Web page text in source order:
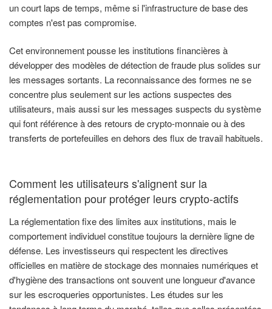
un court laps de temps, même si l'infrastructure de base des
comptes n'est pas compromise.
Cet environnement pousse les institutions financières à
développer des modèles de détection de fraude plus solides sur
les messages sortants. La reconnaissance des formes ne se
concentre plus seulement sur les actions suspectes des
utilisateurs, mais aussi sur les messages suspects du système
qui font référence à des retours de crypto-monnaie ou à des
transferts de portefeuilles en dehors des flux de travail habituels.
Comment les utilisateurs s'alignent sur la
réglementation pour protéger leurs crypto-actifs
La réglementation fixe des limites aux institutions, mais le
comportement individuel constitue toujours la dernière ligne de
défense. Les investisseurs qui respectent les directives
officielles en matière de stockage des monnaies numériques et
d'hygiène des transactions ont souvent une longueur d'avance
sur les escroqueries opportunistes. Les études sur les